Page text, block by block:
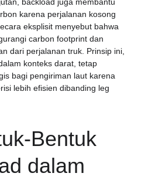
karena perjalanan kosong
eksplisit menyebut bahwa
carbon footprint dan
dari perjalanan truk. Prinsip ini,
konteks darat, tetap
bagi pengiriman laut karena
lebih efisien dibanding leg
Bentuk
dalam